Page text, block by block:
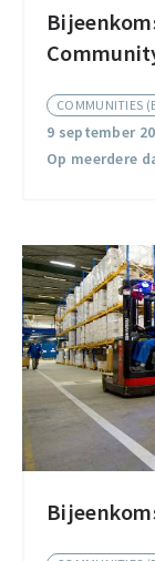
COMMUNITIES
9 september
Op meerdere
Trade
Community